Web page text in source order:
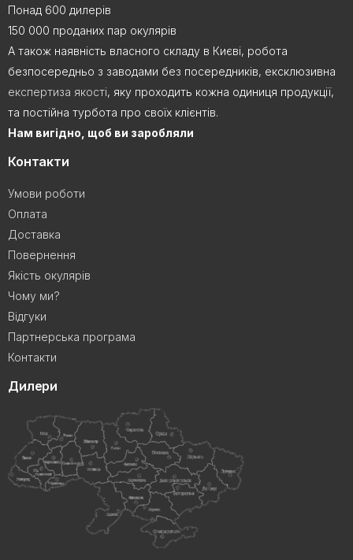
Понад 600 дилерів
150 000 проданих пар окулярів
А також наявність власного складу в Києві, робота
безпосередньо з заводами без посередників, ексклюзивна
експертиза якості, яку проходить кожна одиниця продукції,
та постійна турбота про своїх клієнтів.
Нам вигідно, щоб ви заробляли
Контакти
Умови роботи
Оплата
Доставка
Повернення
Якість окулярів
Чому ми?
Відгуки
Партнерська програма
Контакти
Дилери